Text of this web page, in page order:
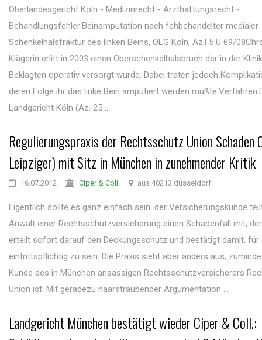
Oberlandesgericht Köln - Medizinrecht - Arzthaftungsrecht -
Behandlungsfehler:Beinamputation nach fehbehandelter medialer
Schenkelhalsfraktur des linken Beins, OLG Köln, Az.l 5 U 69/
Klägerin erlitt in 2003 einen Oberschenkelhalsbruch der in der
Beklagten operativ versorgt wurde. Dabei traten jedoch
deren Folge ihr das linke Bein amputiert werden
Landgericht Köln (Az. 25 ...
Regulierungspraxis der Rechtsschutz Union Schaden
Leipziger) mit Sitz in München in zunehmender Kritik
16.07.2012 Ciper & Coll. aus 40213 düsseldorf
Eigentlich sollte es ganz einfach sein: der Versicherungskunde
Anwalt einer Rechtsschutzversicherung einen Schadenfall mit,
erteilt sofort darauf den Deckungsschutz und bestätigt damit, für
eintrittspflichtig zu sein. Die Praxis sieht aber anders aus,
Kunde des in München ansässigen Rechtsschutzversicherers
Union ist. Mit geradezu haarsträubender Argumentation ...
Landgericht München bestätigt wieder Ciper & Coll.: